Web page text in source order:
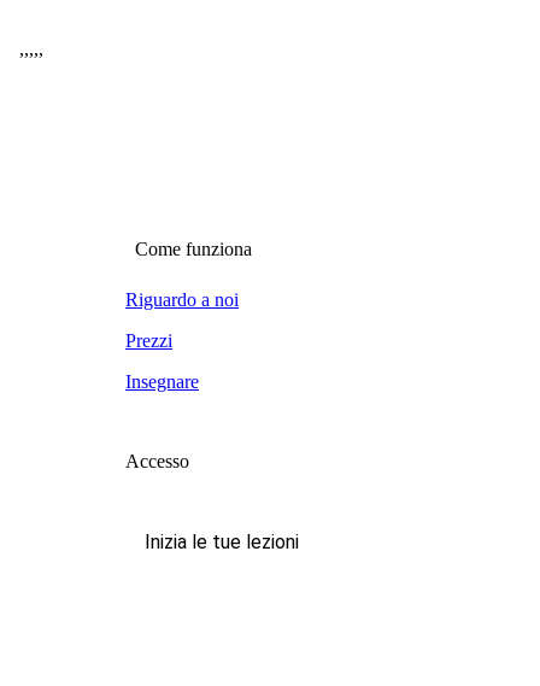
,,,,,
Come funziona
Riguardo a noi
Prezzi
Insegnare
Accesso
Inizia le tue lezioni